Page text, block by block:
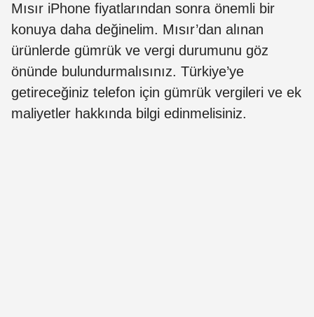
Mısır iPhone fiyatlarından sonra önemli bir
konuya daha değinelim. Mısır’dan alınan
ürünlerde gümrük ve vergi durumunu göz
önünde bulundurmalısınız. Türkiye’ye
getireceğiniz telefon için gümrük vergileri ve ek
maliyetler hakkında bilgi edinmelisiniz.